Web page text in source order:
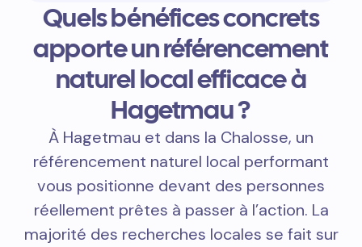
Quels bénéfices concrets
apporte un référencement
naturel local efficace à
Hagetmau ?
À Hagetmau et dans la Chalosse, un
référencement naturel local performant
vous positionne devant des personnes
réellement prêtes à passer à l’action. La
majorité des recherches locales se fait sur